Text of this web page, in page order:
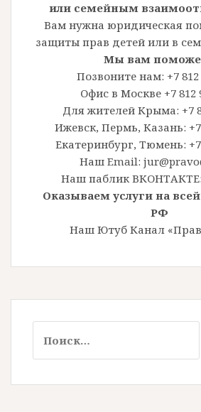
или семейным
Вам нужна юридическая
защиты прав детей или в
Мы вам
Позвоните нам: +7 812
Офис в Москве +7 812
Для жителей Крыма: +7
Ижевск, Пермь, Казань: +7
Екатеринбург, Тюмень: +7
Наш Email:
Наш паблик ВКОНТАКТЕ:
Оказываем услуги на
РФ
Наш Ютуб Канал